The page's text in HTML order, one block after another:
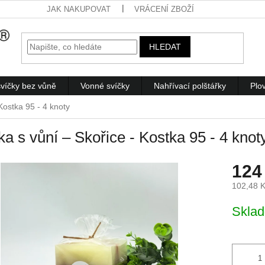
JAK NAKUPOVAT VRÁCENÍ ZBOŽÍ
HLEDAT
bez vůně Vonné svíčky Nahřívací polštářky
95 - 4 knoty
s vůní – Skořice - Kostka 95 - 4
102,48
cena: